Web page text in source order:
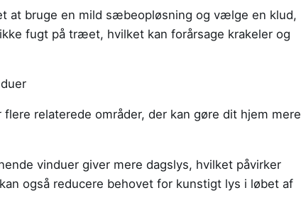
at bruge en mild sæbeopløsning og vælge en klud,
fugt på træet, hvilket kan forårsage krakeler og
relaterede områder, der kan gøre dit hjem mere
vinduer giver mere dagslys, hvilket påvirker
også reducere behovet for kunstigt lys i løbet af